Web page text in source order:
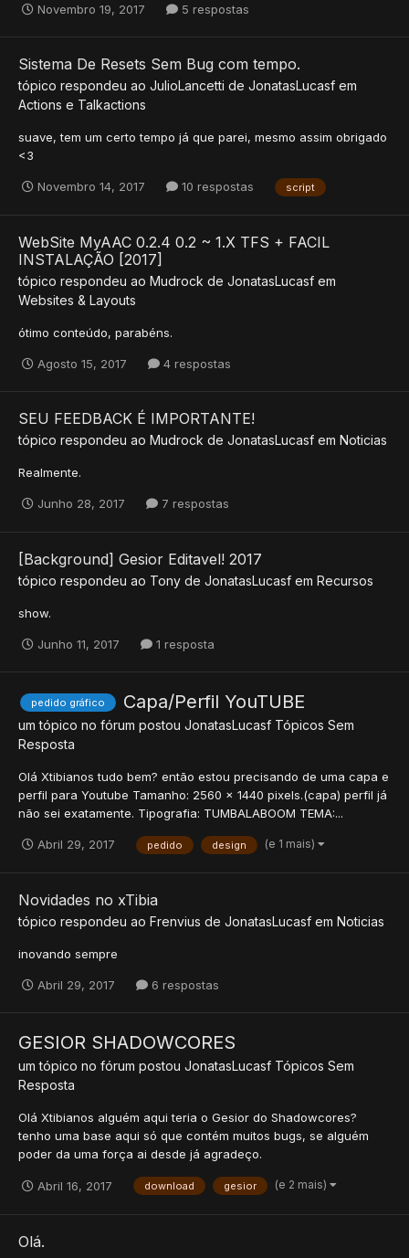
Novembro 19, 2017 5 respostas
Sistema De Resets Sem Bug com tempo.
tópico respondeu ao JulioLancetti de JonatasLucasf em
Actions e Talkactions
suave, tem um certo tempo já que parei, mesmo assim obrigado
<3
Novembro 14, 2017 10 respostas script
WebSite MyAAC 0.2.4 0.2 ~ 1.X TFS + FACIL
INSTALAÇÃO [2017]
tópico respondeu ao Mudrock de JonatasLucasf em
Websites & Layouts
ótimo conteúdo, parabéns.
Agosto 15, 2017 4 respostas
SEU FEEDBACK É IMPORTANTE!
tópico respondeu ao Mudrock de JonatasLucasf em Noticias
Realmente.
Junho 28, 2017 7 respostas
[Background] Gesior Editavel! 2017
tópico respondeu ao Tony de JonatasLucasf em Recursos
show.
Junho 11, 2017 1 resposta
pedido gráfico Capa/Perfil YouTUBE
um tópico no fórum postou JonatasLucasf Tópicos Sem
Resposta
Olá Xtibianos tudo bem? então estou precisando de uma capa e
perfil para Youtube Tamanho: 2560 x 1440 pixels.(capa) perfil já
não sei exatamente. Tipografia: TUMBALABOOM TEMA:...
Abril 29, 2017 pedido design (e 1 mais)
Novidades no xTibia
tópico respondeu ao Frenvius de JonatasLucasf em Noticias
inovando sempre
Abril 29, 2017 6 respostas
GESIOR SHADOWCORES
um tópico no fórum postou JonatasLucasf Tópicos Sem
Resposta
Olá Xtibianos alguém aqui teria o Gesior do Shadowcores?
tenho uma base aqui só que contém muitos bugs, se alguém
poder da uma força ai desde já agradeço.
Abril 16, 2017 download gesior (e 2 mais)
Olá.